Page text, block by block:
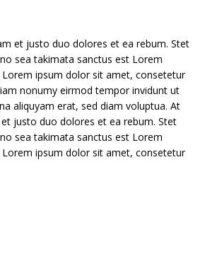
et justo duo dolores et ea rebum. Stet
sea takimata sanctus est Lorem
ipsum dolor sit amet, consetetur
nonumy eirmod tempor invidunt ut
aliquyam erat, sed diam voluptua. At
justo duo dolores et ea rebum. Stet
sea takimata sanctus est Lorem
ipsum dolor sit amet, consetetur